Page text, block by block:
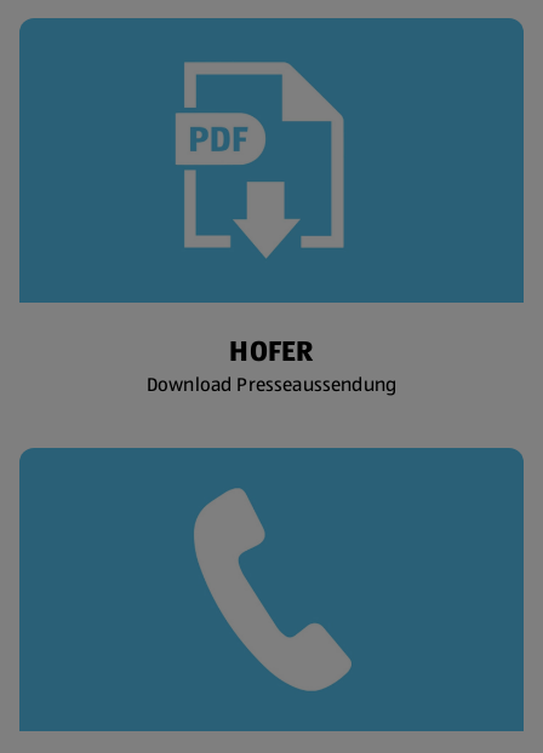
HOFER
Download Presseaussendung